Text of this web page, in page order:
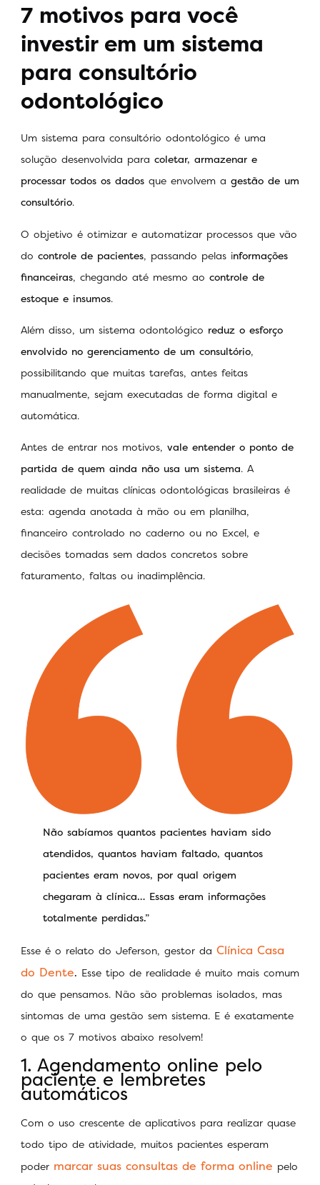
7 motivos para você
investir em um sistema
para consultório
odontológico
Um sistema para consultório odontológico é uma
solução desenvolvida para coletar, armazenar e
processar todos os dados que envolvem a gestão de um
consultório.
O objetivo é otimizar e automatizar processos que vão
do controle de pacientes, passando pelas informações
financeiras, chegando até mesmo ao controle de
estoque e insumos.
Além disso, um sistema odontológico reduz o esforço
envolvido no gerenciamento de um consultório,
possibilitando que muitas tarefas, antes feitas
manualmente, sejam executadas de forma digital e
automática.
Antes de entrar nos motivos, vale entender o ponto de
partida de quem ainda não usa um sistema. A
realidade de muitas clínicas odontológicas brasileiras é
esta: agenda anotada à mão ou em planilha,
financeiro controlado no caderno ou no Excel, e
decisões tomadas sem dados concretos sobre
faturamento, faltas ou inadimplência.
Não sabíamos quantos pacientes haviam sido
atendidos, quantos haviam faltado, quantos
pacientes eram novos, por qual origem
chegaram à clínica… Essas eram informações
totalmente perdidas.”
Esse é o relato do Jeferson, gestor da Clínica Casa
do Dente. Esse tipo de realidade é muito mais comum
do que pensamos. Não são problemas isolados, mas
sintomas de uma gestão sem sistema. E é exatamente
o que os 7 motivos abaixo resolvem!
1. Agendamento online pelo
paciente e lembretes
automáticos
Com o uso crescente de aplicativos para realizar quase
todo tipo de atividade, muitos pacientes esperam
poder marcar suas consultas de forma online pelo